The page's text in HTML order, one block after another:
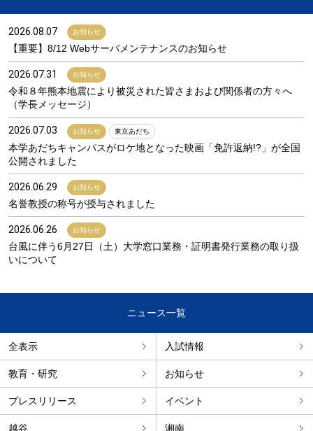
2026.08.07 お知らせ
【重要】8/12 Webサーバメンテナンスのお知らせ
2026.07.31 お知らせ
令和８年熊本地震により被災された皆さまおよび関係者の方々へ
（学長メッセージ）
2026.07.03 お知らせ 東京あだち
本学あだちキャンパスがロケ地となった映画「免許返納!?」が全国
公開されました
2026.06.29 お知らせ
名誉教授の称号が授与されました
2026.06.26 お知らせ
台風に伴う6月27日（土）大学窓口業務・証明書発行業務の取り扱
いについて
ニュース一覧
全表示 入試情報
教育・研究 お知らせ
プレスリリース イベント
越谷 湘南